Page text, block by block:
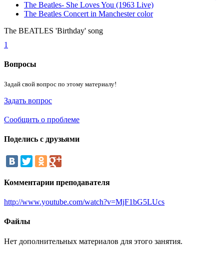
The Beatles- She Loves You (1963 Live)
The Beatles Concert in Manchester color
The BEATLES 'Birthday' song
1
Вопросы
Задай свой вопрос по этому материалу!
Задать вопрос
Сообщить о проблеме
Поделись с друзьями
Комментарии преподавателя
http://www.youtube.com/watch?v=MjF1bG5LUcs
Файлы
Нет дополнительных материалов для этого занятия.